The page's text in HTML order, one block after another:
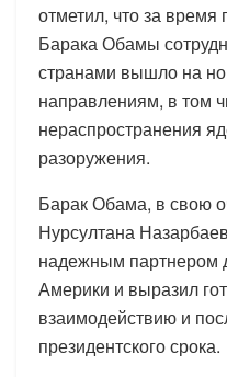
отметил, что за
Барака Обамы
странами вышло на
направлениям, в том
нераспространения
разоружения.
Барак Обама, в свою
Нурсултана
надежным партнером
Америки и выразил
взаимодействию и
президентского срока.